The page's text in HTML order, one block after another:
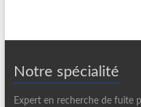
Notre spécialité
Expert en recherche de fuite